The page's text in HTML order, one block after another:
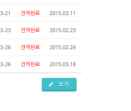
21 견적완료 2015.03.11
23 견적완료 2015.02.23
26 견적완료 2015.02.24
26 견적완료 2015.03.18
쓰기